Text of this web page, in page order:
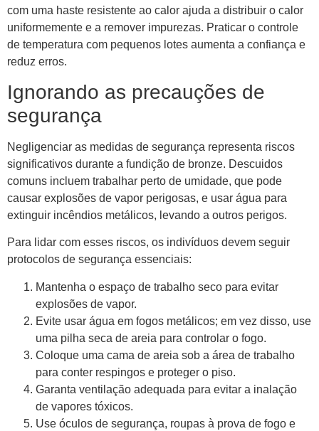
com uma haste resistente ao calor ajuda a distribuir o calor
uniformemente e a remover impurezas. Praticar o controle
de temperatura com pequenos lotes aumenta a confiança e
reduz erros.
Ignorando as precauções de
segurança
Negligenciar as medidas de segurança representa riscos
significativos durante a fundição de bronze. Descuidos
comuns incluem trabalhar perto de umidade, que pode
causar explosões de vapor perigosas, e usar água para
extinguir incêndios metálicos, levando a outros perigos.
Para lidar com esses riscos, os indivíduos devem seguir
protocolos de segurança essenciais:
Mantenha o espaço de trabalho seco para evitar
explosões de vapor.
Evite usar água em fogos metálicos; em vez disso, use
uma pilha seca de areia para controlar o fogo.
Coloque uma cama de areia sob a área de trabalho
para conter respingos e proteger o piso.
Garanta ventilação adequada para evitar a inalação
de vapores tóxicos.
Use óculos de segurança, roupas à prova de fogo e